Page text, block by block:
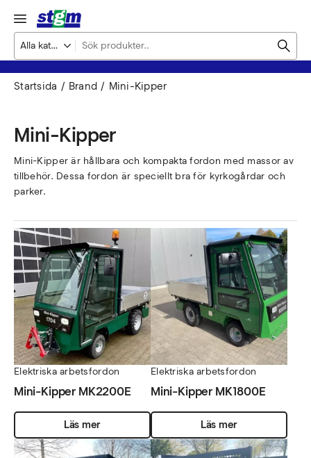
Startsida Brand Mini-Kipper
Mini-Kipper
Mini-Kipper är hållbara och kompakta fordon med massor av
tillbehör. Dessa fordon är speciellt bra för kyrkogårdar och
parker.
Elektriska arbetsfordon
Mini-Kipper MK2200E
Läs mer
Elektriska arbetsfordon
Mini-Kipper MK1800E
Läs mer